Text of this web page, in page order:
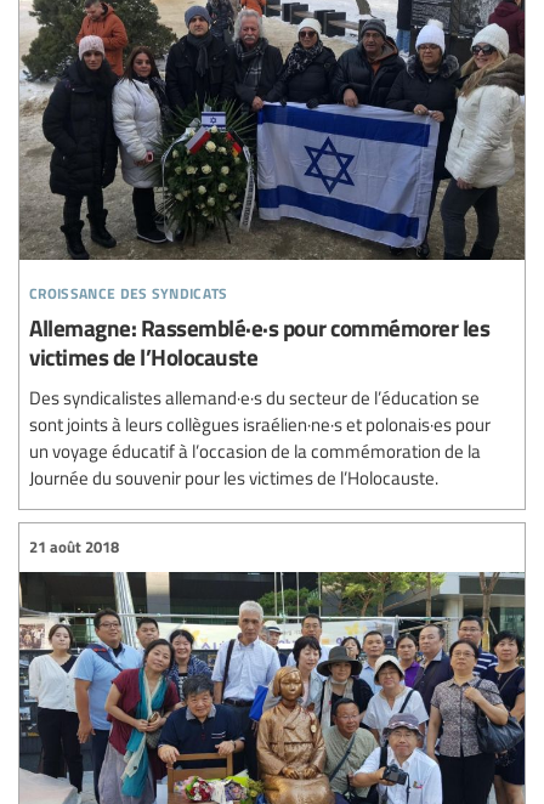
croissance des syndicats
Allemagne: Rassemblé·e·s pour commémorer les
victimes de l’Holocauste
Des syndicalistes allemand·e·s du secteur de l’éducation se
sont joints à leurs collègues israélien·ne·s et polonais·es pour
un voyage éducatif à l’occasion de la commémoration de la
Journée du souvenir pour les victimes de l’Holocauste.
21 août 2018